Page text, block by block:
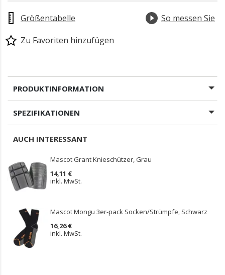
Größentabelle
So messen Sie
Zu Favoriten hinzufügen
PRODUKTINFORMATION
SPEZIFIKATIONEN
AUCH INTERESSANT
Mascot Grant Knieschützer, Grau
14,11 €
inkl. MwSt.
Mascot Mongu 3er-pack Socken/Strümpfe, Schwarz
16,26 €
inkl. MwSt.